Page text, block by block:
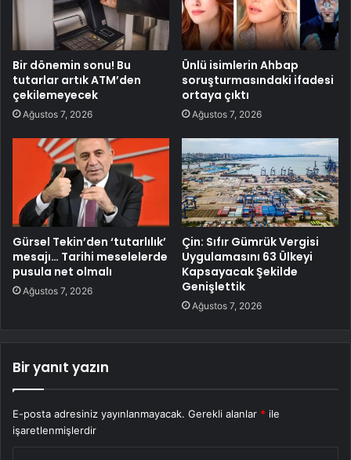
Bir dönemin sonu! Bu
tutarlar artık ATM’den
çekilemeyecek
Ağustos 7, 2026
Ünlü isimlerin Ahbap
soruşturmasındaki ifadesi
ortaya çıktı
Ağustos 7, 2026
Gürsel Tekin’den ‘tutarlılık’
mesajı… Tarihi meselelerde
pusula net olmalı
Ağustos 7, 2026
Çin: Sıfır Gümrük Vergisi
Uygulamasını 63 Ülkeyi
Kapsayacak Şekilde
Genişlettik
Ağustos 7, 2026
Bir yanıt yazın
E-posta adresiniz yayınlanmayacak. Gerekli alanlar * ile
işaretlenmişlerdir